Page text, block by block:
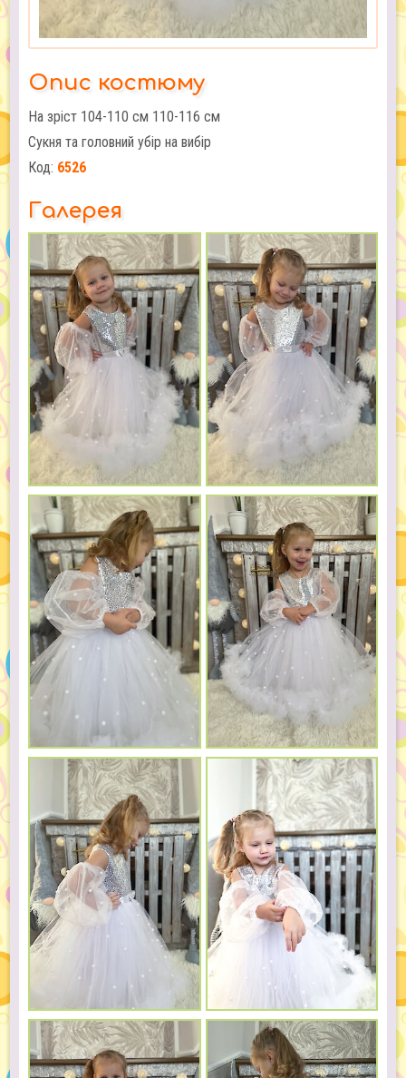
Опис костюму
На зріст 104-110 см 110-116 см
Сукня та головний убір на вибір
Код: 6526
Галерея